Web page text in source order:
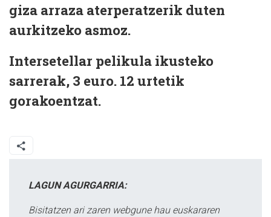
giza arraza aterperatzerik duten
aurkitzeko asmoz.
Intersetellar pelikula ikusteko
sarrerak, 3 euro. 12 urtetik
gorakoentzat.
LAGUN AGURGARRIA:
Bisitatzen ari zaren webgune hau euskararen